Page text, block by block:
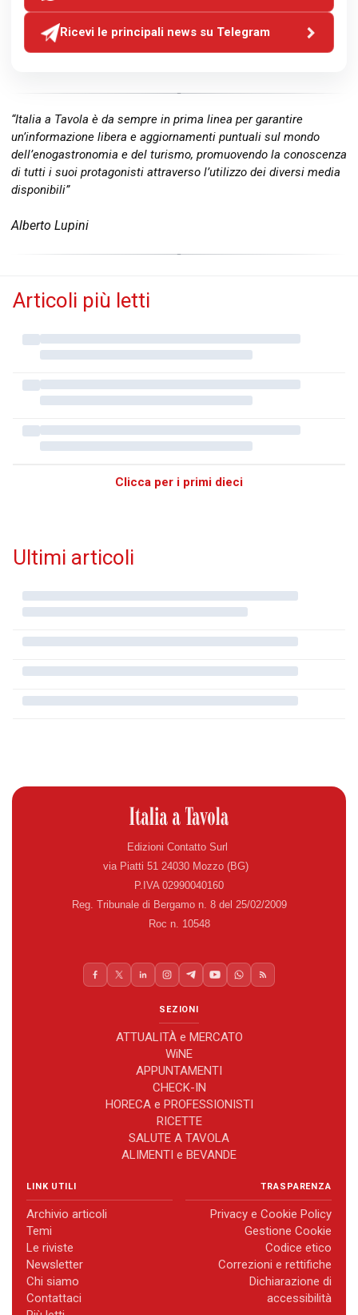
Ricevi le principali news su Telegram
“Italia a Tavola è da sempre in prima linea per garantire
un’informazione libera e aggiornamenti puntuali sul mondo
dell’enogastronomia e del turismo, promuovendo la conoscenza
di tutti i suoi protagonisti attraverso l’utilizzo dei diversi media
disponibili”
Alberto Lupini
Articoli più letti
Clicca per i primi dieci
Ultimi articoli
Edizioni Contatto Surl
via Piatti 51 24030 Mozzo (BG)
P.IVA 02990040160
Reg. Tribunale di Bergamo n. 8 del 25/02/2009
Roc n. 10548
SEZIONI
ATTUALITÀ e MERCATO
WiNE
APPUNTAMENTI
CHECK-IN
HORECA e PROFESSIONISTI
RICETTE
SALUTE A TAVOLA
ALIMENTI e BEVANDE
LINK UTILI
Archivio articoli
Temi
Le riviste
Newsletter
Chi siamo
Contattaci
TRASPARENZA
Privacy e Cookie Policy
Gestione Cookie
Codice etico
Correzioni e rettifiche
Dichiarazione di
accessibilità